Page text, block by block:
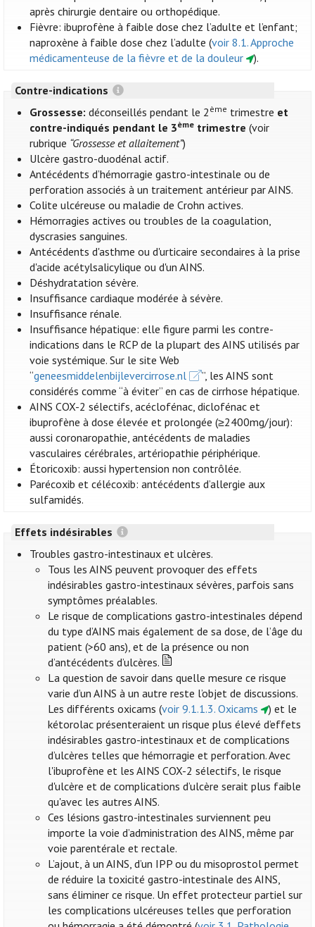
après chirurgie dentaire ou orthopédique.
Fièvre: ibuprofène à faible dose chez l’adulte et l’enfant;
naproxène à faible dose chez l’adulte (voir 8.1. Approche
médicamenteuse de la fièvre et de la douleur
).
Contre-indications
Grossesse: déconseillés pendant le 2 ème trimestre et
contre-indiqués pendant le 3ème trimestre (voir
rubrique “Grossesse et allaitement”)
Ulcère gastro-duodénal actif.
Antécédents d’hémorragie gastro-intestinale ou de
perforation associés à un traitement antérieur par AINS.
Colite ulcéreuse ou maladie de Crohn actives.
Hémorragies actives ou troubles de la coagulation,
dyscrasies sanguines.
Antécédents d'asthme ou d'urticaire secondaires à la prise
d'acide acétylsalicylique ou d'un AINS.
Déshydratation sévère.
Insuffisance cardiaque modérée à sévère.
Insuffisance rénale.
Insuffisance hépatique: elle figure parmi les contre-
indications dans le RCP de la plupart des AINS utilisés par
voie systémique. Sur le site Web
“geneesmiddelenbijlevercirrose.nl
”, les AINS sont
considérés comme “à éviter” en cas de cirrhose hépatique.
AINS COX-2 sélectifs, acéclofénac, diclofénac et
ibuprofène à dose élevée et prolongée (≥2400mg/jour):
aussi coronaropathie, antécédents de maladies
vasculaires cérébrales, artériopathie périphérique.
Étoricoxib: aussi hypertension non contrôlée.
Parécoxib et célécoxib: antécédents d’allergie aux
sulfamidés.
Effets indésirables
Troubles gastro-intestinaux et ulcères.
Tous les AINS peuvent provoquer des effets
indésirables gastro-intestinaux sévères, parfois sans
symptômes préalables.
Le risque de complications gastro-intestinales dépend
du type d’AINS mais également de sa dose, de l’âge du
patient (>60 ans), et de la présence ou non
d’antécédents d’ulcères.
La question de savoir dans quelle mesure ce risque
varie d’un AINS à un autre reste l’objet de discussions.
Les différents oxicams (voir 9.1.1.3. Oxicams
) et le
kétorolac présenteraient un risque plus élevé d’effets
indésirables gastro-intestinaux et de complications
d’ulcères telles que hémorragie et perforation. Avec
l'ibuprofène et les AINS COX-2 sélectifs, le risque
d'ulcère et de complications d’ulcère serait plus faible
qu'avec les autres AINS.
Ces lésions gastro-intestinales surviennent peu
importe la voie d’administration des AINS, même par
voie parentérale et rectale.
L’ajout, à un AINS, d’un IPP ou du misoprostol permet
de réduire la toxicité gastro-intestinale des AINS,
sans éliminer ce risque. Un effet protecteur partiel sur
les complications ulcéreuses telles que perforation